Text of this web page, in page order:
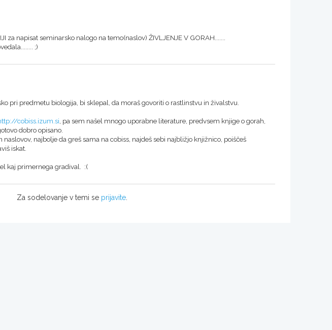
za napisat seminarsko nalogo na temo(naslov) ŽIVLJENJE V GORAH.......
;)
pri predmetu biologija, bi sklepal, da moraš govoriti o rastlinstvu in živalstvu.
cobiss.izum.si , pa sem našel mnogo uporabne literature, predvsem knjige o gorah,
dobro opisano.
naslovov, najbolje da greš sama na cobiss, najdeš sebi najbližjo knjižnico, poiščeš
iskat.
kaj primernega gradival. :(
Za sodelovanje v temi se prijavite